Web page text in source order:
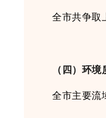
全市共争取
（四） 环境
全市主要流